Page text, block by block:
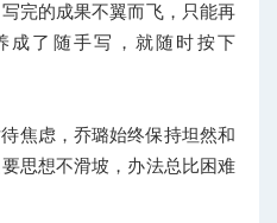
完的成果不翼而飞，只能再
成了随手写，就随时按下
焦虑，乔璐始终保持坦然和
思想不滑坡，办法总比困难